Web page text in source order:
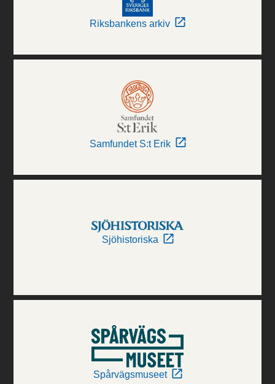
Riksbankens arkiv
Samfundet S:t Erik
Sjöhistoriska
Spårvägsmuseet